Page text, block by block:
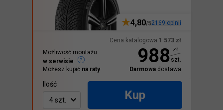
Cena katalogowa 1 573 zł
988 zł
szt.
Darmowa dostawa
4,80/52169 opinii
Możliwość montażu
w serwisie
Możesz kupić na raty
Ilość
4 szt.
Kup